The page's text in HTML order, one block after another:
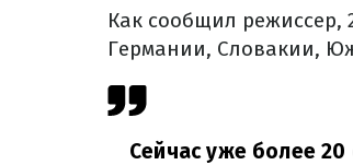
Как сообщил режиссер,
Германии, Словакии,
Сейчас уже более